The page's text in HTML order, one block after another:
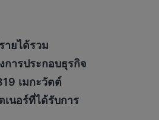
ายได้รวม
การประกอบธุรกิจ
เมกะวัตต์
นอร์ที่ได้รับการ